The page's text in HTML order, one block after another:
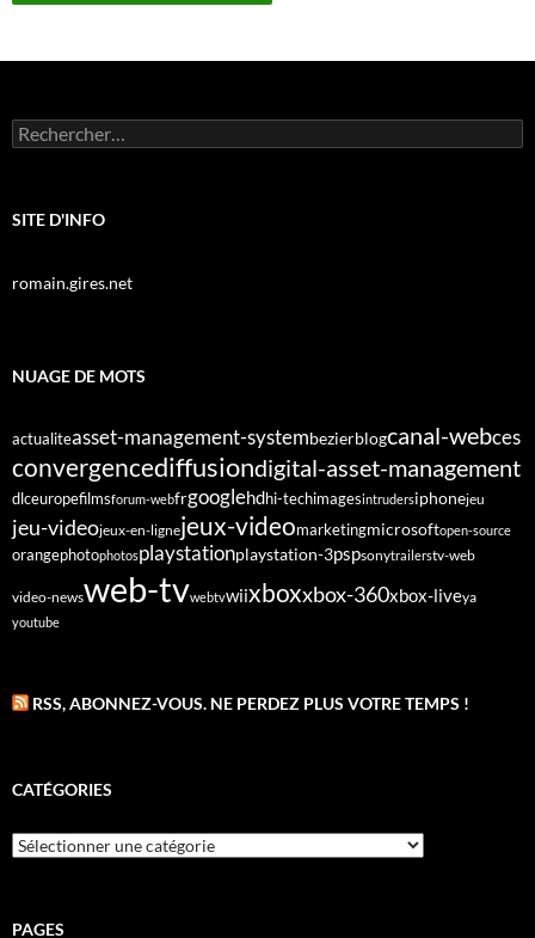
Rechercher :
SITE D'INFO
romain.gires.net
NUAGE DE MOTS
actualiteasset-management-systembezierblogcanal-webces
convergencediffusiondigital-asset-management
dlceuropefilmsforum-webfrgooglehdhi-techimagesintrudersiphonejeu
jeu-videojeux-en-lignejeux-videomarketingmicrosoftopen-source
orangephotophotosplaystationplaystation-3pspsonytrailerstv-web
video-newsweb-tvwebtvwiixboxxbox-360xbox-liveya
youtube
RSS, ABONNEZ-VOUS. NE PERDEZ PLUS VOTRE TEMPS !
CATÉGORIES
Catégories
PAGES